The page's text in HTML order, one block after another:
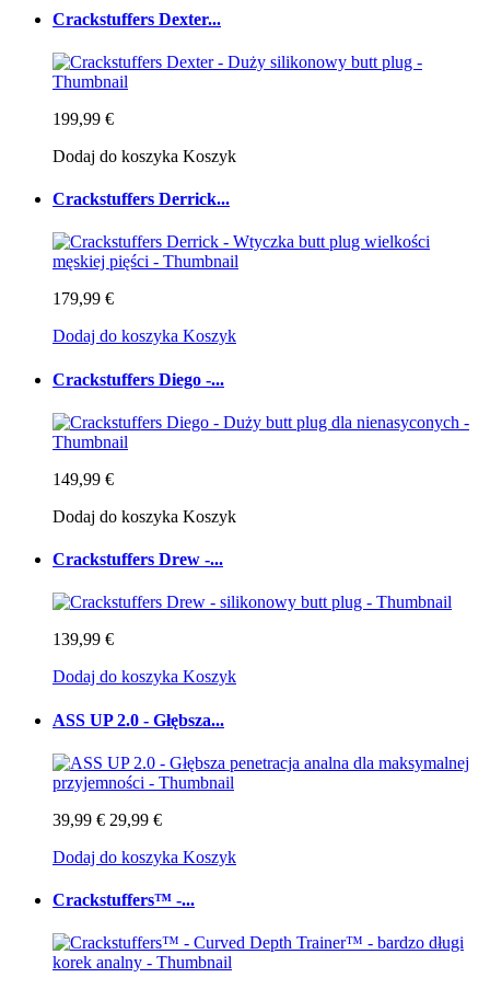
Crackstuffers Dexter...
199,99 €
Dodaj do koszyka Koszyk
Crackstuffers Derrick...
179,99 €
Dodaj do koszyka Koszyk
Crackstuffers Diego -...
149,99 €
Dodaj do koszyka Koszyk
Crackstuffers Drew -...
139,99 €
Dodaj do koszyka Koszyk
ASS UP 2.0 - Głębsza...
39,99 € 29,99 €
Dodaj do koszyka Koszyk
Crackstuffers™ -...